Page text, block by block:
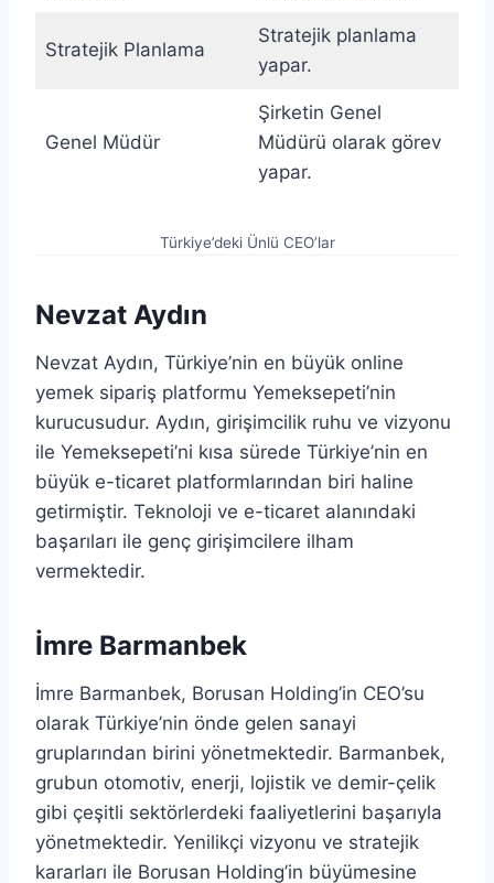
Stratejik Planlama
Stratejik planlama
yapar.
Genel Müdür
Şirketin Genel
Müdürü olarak görev
yapar.
Türkiye’deki Ünlü CEO’lar
Nevzat Aydın
Nevzat Aydın, Türkiye’nin en büyük online
yemek sipariş platformu Yemeksepeti’nin
kurucusudur. Aydın, girişimcilik ruhu ve vizyonu
ile Yemeksepeti’ni kısa sürede Türkiye’nin en
büyük e-ticaret platformlarından biri haline
getirmiştir. Teknoloji ve e-ticaret alanındaki
başarıları ile genç girişimcilere ilham
vermektedir.
İmre Barmanbek
İmre Barmanbek, Borusan Holding’in CEO’su
olarak Türkiye’nin önde gelen sanayi
gruplarından birini yönetmektedir. Barmanbek,
grubun otomotiv, enerji, lojistik ve demir-çelik
gibi çeşitli sektörlerdeki faaliyetlerini başarıyla
yönetmektedir. Yenilikçi vizyonu ve stratejik
kararları ile Borusan Holding’in büyümesine